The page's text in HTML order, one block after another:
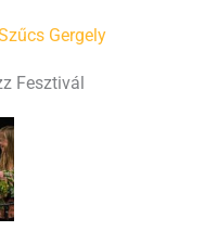
Gergely
Fesztivál